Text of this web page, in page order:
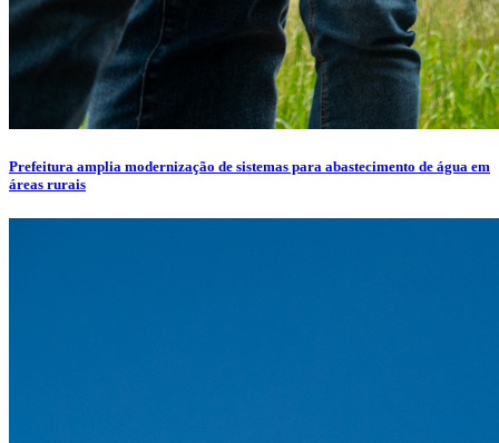
Prefeitura amplia modernização de sistemas para abastecimento de água em
áreas rurais